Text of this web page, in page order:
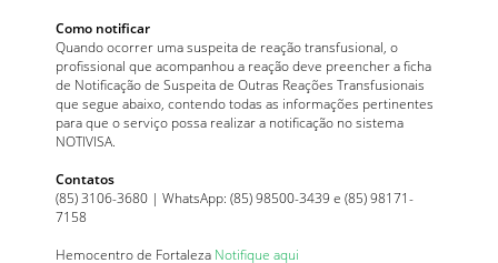
Como notificar
Quando ocorrer uma suspeita de reação transfusional, o
profissional que acompanhou a reação deve preencher a ficha
de Notificação de Suspeita de Outras Reações Transfusionais
que segue abaixo, contendo todas as informações pertinentes
para que o serviço possa realizar a notificação no sistema
NOTIVISA.
Contatos
(85) 3106-3680 | WhatsApp: (85) 98500-3439 e (85) 98171-
7158
Hemocentro de Fortaleza Notifique aqui